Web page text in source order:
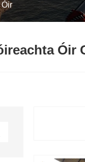
Óir